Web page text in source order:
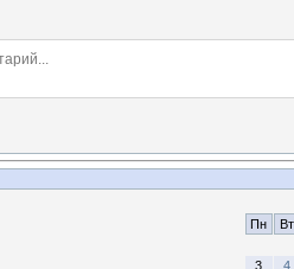
Пн Вт
3
4